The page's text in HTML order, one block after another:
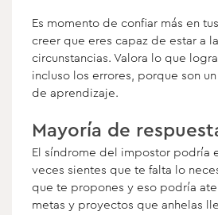
Es momento de confiar más en
creer que eres capaz de estar a
circunstancias. Valora lo que
incluso los errores, porque son
de aprendizaje.
Mayoría de
El síndrome del impostor podría
veces sientes que te falta lo
que te propones y eso podría
metas y proyectos que anhelas